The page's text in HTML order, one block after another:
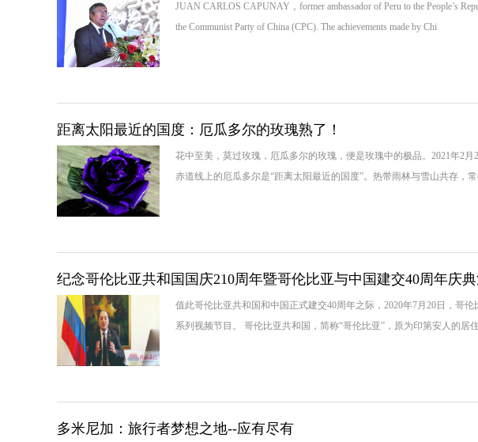
JUAN CARLOS CAPUNAY，former ambassador of Peru to the People’s
the Communist Party of China (CPC). The achievements made by Chi
距离太阳最近的国度：厄瓜多尔的玫瑰熟了！
花中至美，莫过玫瑰，厄瓜多尔的玫瑰，便是玫瑰中的极品。2021年2
赤道线上的厄瓜多尔是“距离太阳最近的国度”。热带雨林与雪山共存，
纪念哥伦比亚共和国国庆210周年暨哥伦比亚与中国建交40周年庆
值此哥伦比亚共和国和中国正式建交40周年之际，2020年7月20日，哥
系列视频节目。 哥伦比亚共和国，简称“哥伦比亚”，原为印第安人的居
多米尼加：旅行者梦想之地--应有尽有